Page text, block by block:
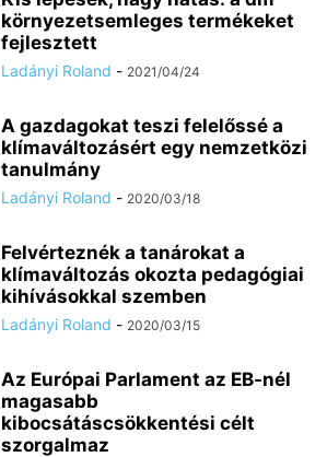
környezetsemleges termékeket
fejlesztett
Ladányi Roland - 2021/04/24
A gazdagokat teszi felelőssé a
klímaváltozásért egy nemzetközi
tanulmány
Ladányi Roland - 2020/03/18
Felvérteznék a tanárokat a
klímaváltozás okozta pedagógiai
kihívásokkal szemben
Ladányi Roland - 2020/03/15
Az Európai Parlament az EB-nél
magasabb
kibocsátáscsökkentési célt
szorgalmaz